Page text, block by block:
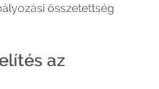
összetettség
az